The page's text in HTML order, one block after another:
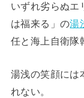
いずれ劣らぬエ
は福来る」の湯
任と海上自衛隊
湯浅の笑顔には
れない。